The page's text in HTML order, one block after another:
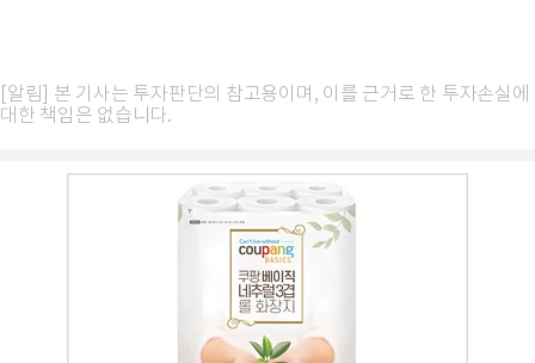
[알림] 본 기사는 투자판단의 참고용이며, 이를 근거로 한 투자손실에
대한 책임은 없습니다.